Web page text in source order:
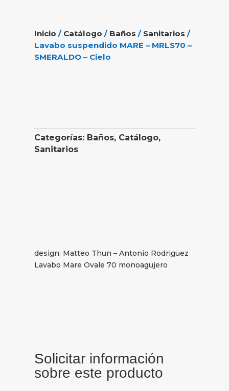
Inicio / Catálogo / Baños / Sanitarios /
Lavabo suspendido MARE – MRLS70 –
SMERALDO – Cielo
Categorías: Baños, Catálogo,
Sanitarios
design: Matteo Thun – Antonio Rodriguez
Lavabo Mare Ovale 70 monoagujero
Solicitar información
sobre este producto